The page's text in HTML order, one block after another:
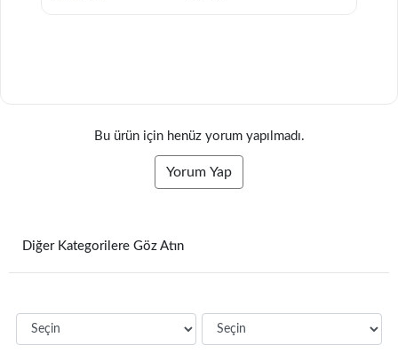
Bu ürün için henüz yorum yapılmadı.
Yorum Yap
Diğer Kategorilere Göz Atın